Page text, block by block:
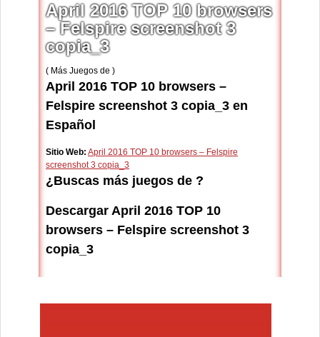
April 2016 TOP 10 browsers
– Felspire screenshot 3
copia_3
( Más Juegos de )
April 2016 TOP 10 browsers –
Felspire screenshot 3 copia_3 en
Español
Sitio Web: April 2016 TOP 10 browsers – Felspire
screenshot 3 copia_3
¿Buscas más juegos de ?
Descargar April 2016 TOP 10
browsers – Felspire screenshot 3
copia_3